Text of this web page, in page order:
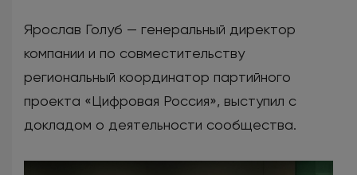
Ярослав Голуб — генеральный директор
компании и по совместительству
региональный координатор партийного
проекта «Цифровая Россия», выступил с
докладом о деятельности сообщества.